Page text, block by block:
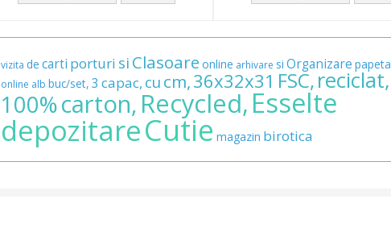
vizita de carti porturi siClasoare online arhivare si Organizare
online alb buc/set, 3 capac, cucm,36x32x31 FSC,reciclat,
100%carton, Recycled,Esselte
depozitareCutie magazin birotica